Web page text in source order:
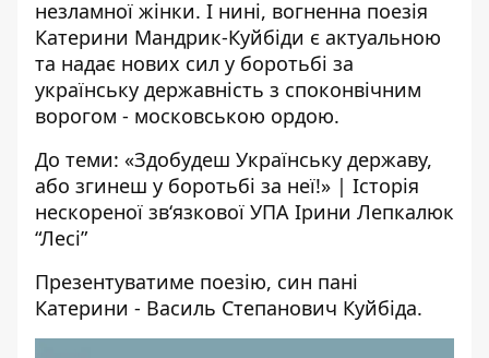
незламної жінки. І нині, вогненна поезія
Катерини Мандрик-Куйбіди є актуальною
та надає нових сил у боротьбі за
українську державність з споконвічним
ворогом - московською ордою.
До теми: «Здобудеш Українську державу,
або згинеш у боротьбі за неї!» | Історія
нескореної зв‘язкової УПА Ірини Лепкалюк
“Лесі”
Презентуватиме поезію, син пані
Катерини - Василь Степанович Куйбіда.